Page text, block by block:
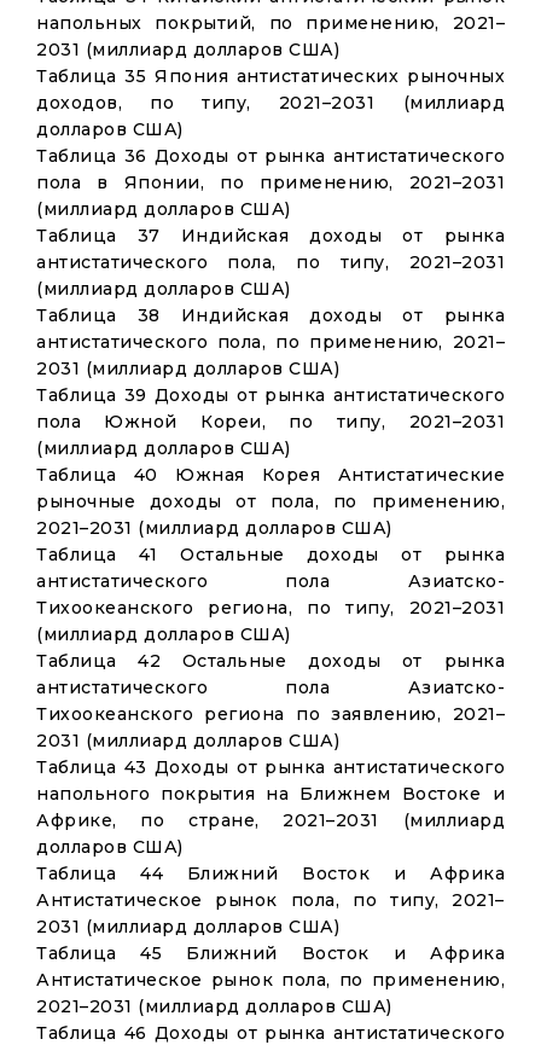
напольных покрытий, по применению, 2021–
2031 (миллиард долларов США)
Таблица 35 Япония антистатических рыночных
доходов, по типу, 2021–2031 (миллиард
долларов США)
Таблица 36 Доходы от рынка антистатического
пола в Японии, по применению, 2021–2031
(миллиард долларов США)
Таблица 37 Индийская доходы от рынка
антистатического пола, по типу, 2021–2031
(миллиард долларов США)
Таблица 38 Индийская доходы от рынка
антистатического пола, по применению, 2021–
2031 (миллиард долларов США)
Таблица 39 Доходы от рынка антистатического
пола Южной Кореи, по типу, 2021–2031
(миллиард долларов США)
Таблица 40 Южная Корея Антистатические
рыночные доходы от пола, по применению,
2021–2031 (миллиард долларов США)
Таблица 41 Остальные доходы от рынка
антистатического пола Азиатско-
Тихоокеанского региона, по типу, 2021–2031
(миллиард долларов США)
Таблица 42 Остальные доходы от рынка
антистатического пола Азиатско-
Тихоокеанского региона по заявлению, 2021–
2031 (миллиард долларов США)
Таблица 43 Доходы от рынка антистатического
напольного покрытия на Ближнем Востоке и
Африке, по стране, 2021–2031 (миллиард
долларов США)
Таблица 44 Ближний Восток и Африка
Антистатическое рынок пола, по типу, 2021–
2031 (миллиард долларов США)
Таблица 45 Ближний Восток и Африка
Антистатическое рынок пола, по применению,
2021–2031 (миллиард долларов США)
Таблица 46 Доходы от рынка антистатического